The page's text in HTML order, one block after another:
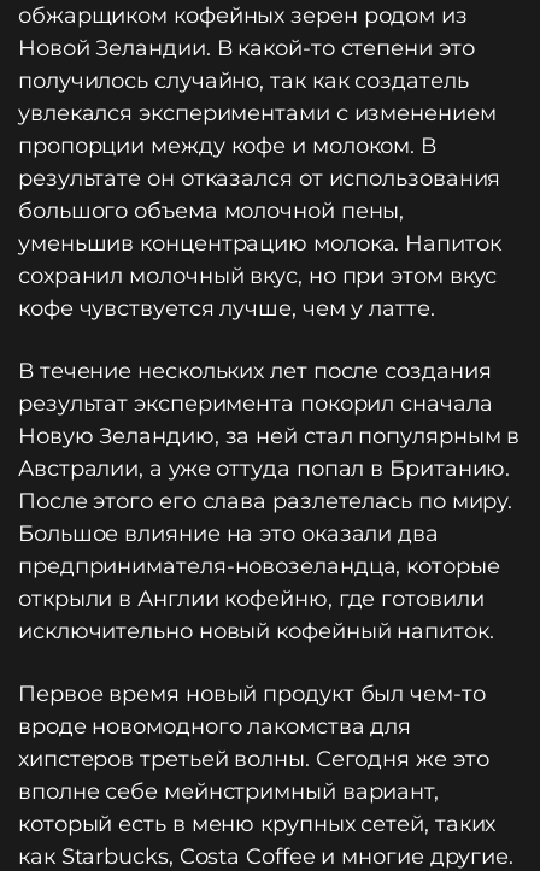
обжарщиком кофейных зерен родом из
Новой Зеландии. В какой-то степени это
получилось случайно, так как создатель
увлекался экспериментами с изменением
пропорции между кофе и молоком. В
результате он отказался от использования
большого объема молочной пены,
уменьшив концентрацию молока. Напиток
сохранил молочный вкус, но при этом вкус
кофе чувствуется лучше, чем у латте.
В течение нескольких лет после создания
результат эксперимента покорил сначала
Новую Зеландию, за ней стал популярным в
Австралии, а уже оттуда попал в Британию.
После этого его слава разлетелась по миру.
Большое влияние на это оказали два
предпринимателя-новозеландца, которые
открыли в Англии кофейню, где готовили
исключительно новый кофейный напиток.
Первое время новый продукт был чем-то
вроде новомодного лакомства для
хипстеров третьей волны. Сегодня же это
вполне себе мейнстримный вариант,
который есть в меню крупных сетей, таких
как Starbucks, Costa Coffee и многие другие.